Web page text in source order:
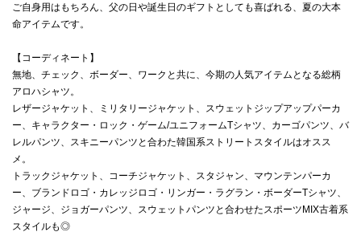
ご自身用はもちろん、父の日や誕生日のギフトとしても喜ばれる、夏の大本
命アイテムです。
【コーディネート】
無地、チェック、ボーダー、ワークと共に、今期の人気アイテムとなる総柄
アロハシャツ。
レザージャケット、ミリタリージャケット、スウェットジップアップパーカ
ー、キャラクター・ロック・ゲーム/ユニフォームTシャツ、カーゴパンツ、バ
レルパンツ、スキニーパンツと合わた韓国系ストリートスタイルはオスス
メ。
トラックジャケット、コーチジャケット、スタジャン、マウンテンパーカ
ー、ブランドロゴ・カレッジロゴ・リンガー・ラグラン・ボーダーTシャツ、
ジャージ、ジョガーパンツ、スウェットパンツと合わせたスポーツMIX古着系
スタイルも◎